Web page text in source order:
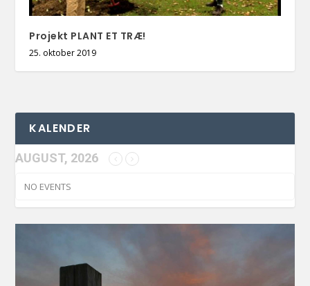
Projekt PLANT ET TRÆ!
25. oktober 2019
KALENDER
AUGUST, 2026
NO EVENTS